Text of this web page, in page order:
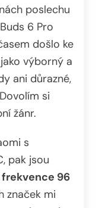
poslechu
6 Pro
došlo ke
výborný a
ani důrazné,
si
žánr.
s
pak jsou
96
značek mi